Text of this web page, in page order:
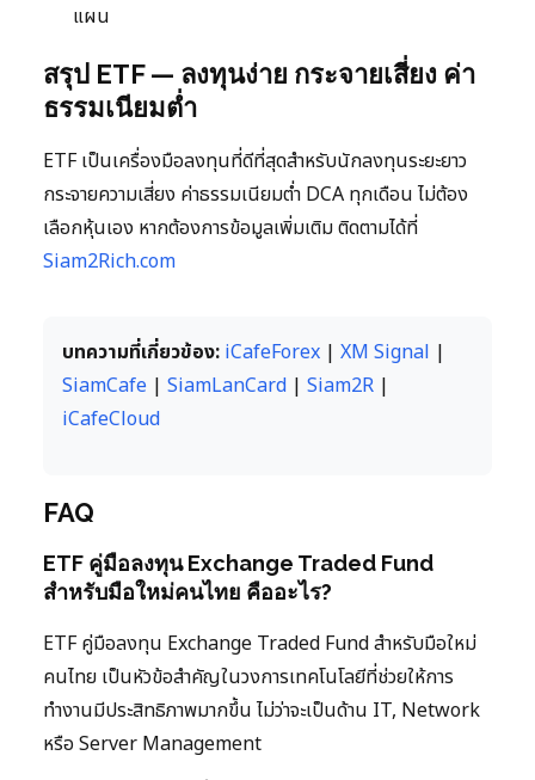
แผน
สรุป ETF — ลงทุนง่าย กระจายเสี่ยง ค่า
ธรรมเนียมต่ำ
ETF เป็นเครื่องมือลงทุนที่ดีที่สุดสำหรับนักลงทุนระยะยาว
กระจายความเสี่ยง ค่าธรรมเนียมต่ำ DCA ทุกเดือน ไม่ต้อง
เลือกหุ้นเอง หากต้องการข้อมูลเพิ่มเติม ติดตามได้ที่
Siam2Rich.com
บทความที่เกี่ยวข้อง: iCafeForex | XM Signal |
SiamCafe | SiamLanCard | Siam2R |
iCafeCloud
FAQ
ETF คู่มือลงทุน Exchange Traded Fund
สำหรับมือใหม่คนไทย คืออะไร?
ETF คู่มือลงทุน Exchange Traded Fund สำหรับมือใหม่
คนไทย เป็นหัวข้อสำคัญในวงการเทคโนโลยีที่ช่วยให้การ
ทำงานมีประสิทธิภาพมากขึ้น ไม่ว่าจะเป็นด้าน IT, Network
หรือ Server Management